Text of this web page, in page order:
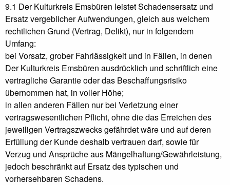
9.1 Der Kulturkreis Emsbüren leistet Schadensersatz und
Ersatz vergeblicher Aufwendungen, gleich aus welchem
rechtlichen Grund (Vertrag, Delikt), nur in folgendem
Umfang:
bei Vorsatz, grober Fahrlässigkeit und in Fällen, in denen
Der Kulturkreis Emsbüren ausdrücklich und schriftlich eine
vertragliche Garantie oder das Beschaffungsrisiko
übernommen hat, in voller Höhe;
in allen anderen Fällen nur bei Verletzung einer
vertragswesentlichen Pflicht, ohne die das Erreichen des
jeweiligen Vertragszwecks gefährdet wäre und auf deren
Erfüllung der Kunde deshalb vertrauen darf, sowie für
Verzug und Ansprüche aus Mängelhaftung/Gewährleistung,
jedoch beschränkt auf Ersatz des typischen und
vorhersehbaren Schadens.